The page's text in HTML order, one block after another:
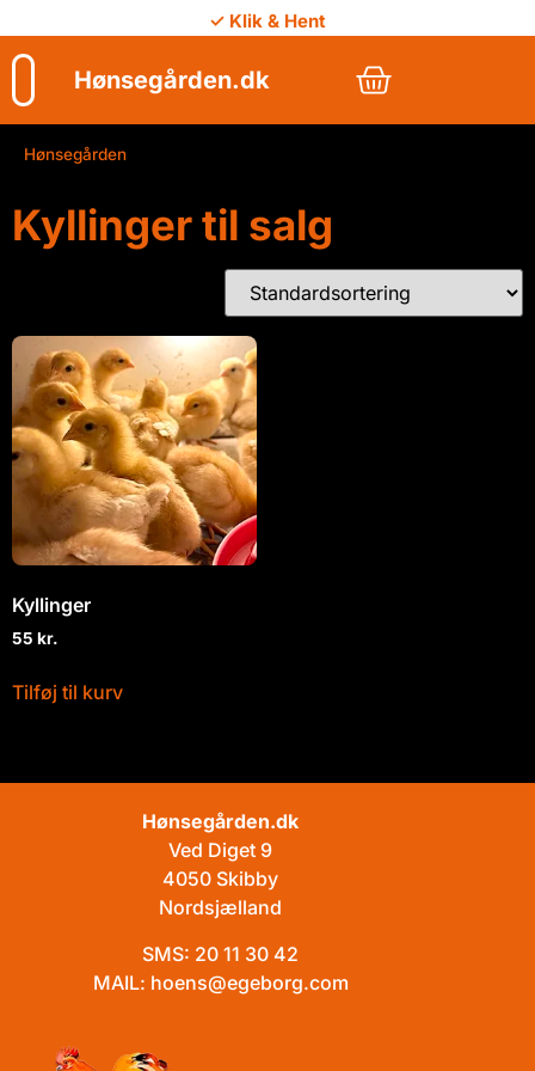
✓ Klik & Hent
Hønsegården.dk
Hønsegården
Kyllinger til salg
Kyllinger
55 kr.
Tilføj til kurv
Hønsegården.dk
Ved Diget 9
4050 Skibby
Nordsjælland
SMS: 20 11 30 42
MAIL: hoens@egeborg.com